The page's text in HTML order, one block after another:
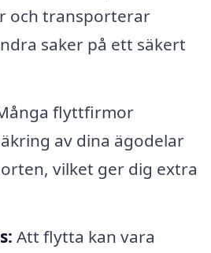
och transporterar
saker på ett säkert
flyttfirmor
av dina ägodelar
vilket ger dig extra
Att flytta kan vara